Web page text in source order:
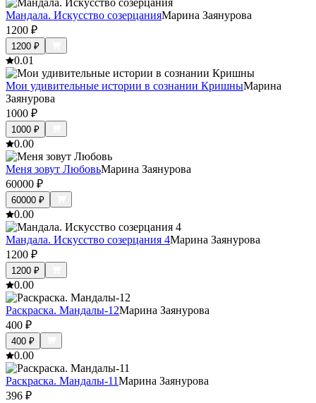
Мандала. Искусство созерцанияМарина Заянурова
1200 ₽
1200 ₽
0.01
Мои удивительные истории в сознании КришныМарина
Заянурова
1000 ₽
1000 ₽
0.00
Меня зовут ЛюбовьМарина Заянурова
60000 ₽
60000 ₽
0.00
Мандала. Искусство созерцания 4Марина Заянурова
1200 ₽
1200 ₽
0.00
Раскраска. Мандалы-12Марина Заянурова
400 ₽
400 ₽
0.00
Раскраска. Мандалы-11Марина Заянурова
396 ₽